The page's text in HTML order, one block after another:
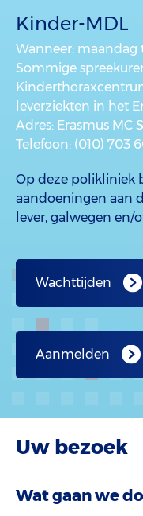
Kinder-MDL
Wanneer: maandag
Sommige
leverziekten in het
Adres: Erasmus MC
Telefoon: (010) 703
Op deze polikliniek
aandoeningen aan
lever, galwegen en/
Wachttijden
Aanmelden
Uw bezoek
Wat gaan we